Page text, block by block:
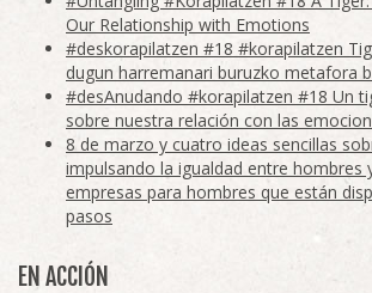
Our Relationship with Emotions
#deskorapilatzen #18 #korapilatzen
dugun harremanari buruzko metafora
#desAnudando #korapilatzen #18 Un
sobre nuestra relación con las
8 de marzo y cuatro ideas sencillas
impulsando la igualdad entre hombres
empresas para hombres que están
pasos
EN ACCIÓN